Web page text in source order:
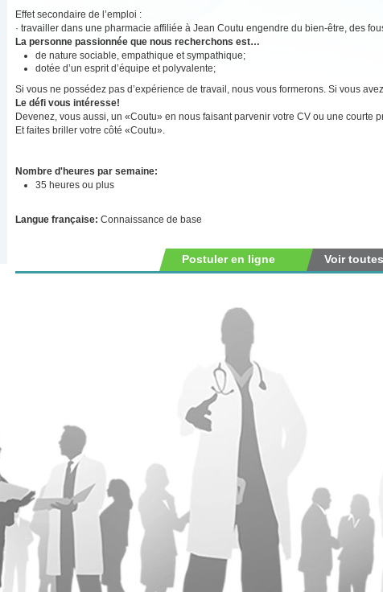
Effet secondaire de l’emploi :
· travailler dans une pharmacie affiliée à Jean Coutu engendre du bien-être, des
La personne passionnée que nous recherchons est…
de nature sociable, empathique et sympathique;
dotée d’un esprit d’équipe et polyvalente;
Si vous ne possédez pas d’expérience de travail, nous vous formerons. Si vous
Le défi vous intéresse!
Devenez, vous aussi, un «Coutu» en nous faisant parvenir votre CV ou une courte
Et faites briller votre côté «Coutu».
Nombre d'heures par semaine:
35 heures ou plus
Langue française: Connaissance de base
Voir
Postuler en ligne